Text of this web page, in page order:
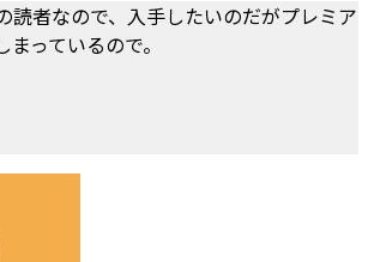
読者なので、入手したいのだがプレミア
っているので。